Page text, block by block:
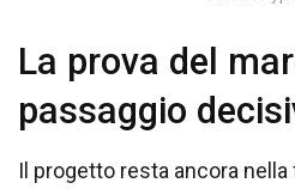
La prova del
passaggio
Il progetto resta ancora